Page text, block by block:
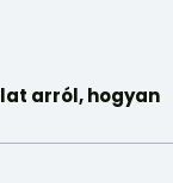
arról, hogyan